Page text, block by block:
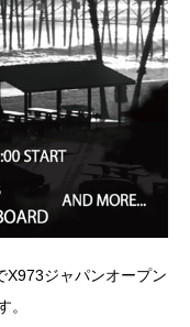
X973ジャパンオープン
。